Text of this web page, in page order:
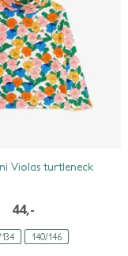
140/146
Violas turtleneck
44,-